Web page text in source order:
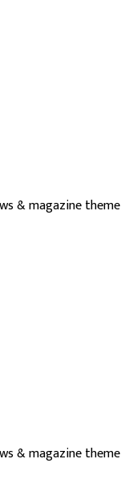
& magazine theme
& magazine theme